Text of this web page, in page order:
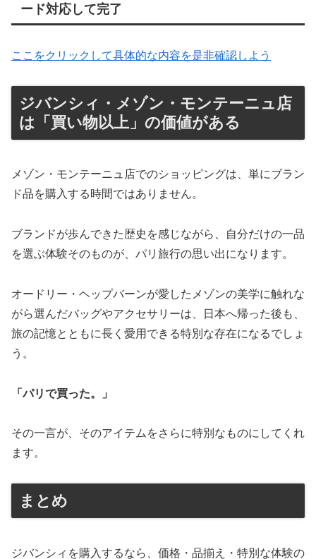
ード対応して完了
ここをクリックして具体的な内容を是非確認しよう
ジバンシィ・メゾン・モンテーニュ店
は「買い物以上」の価値がある
メゾン・モンテーニュ店でのショッピングは、単にブラン
ド品を購入する時間ではありません。
ブランドが歩んできた歴史を感じながら、自分だけの一品
を選ぶ体験そのものが、パリ旅行の思い出になります。
オードリー・ヘップバーンが愛したメゾンの美学に触れな
がら選んだバッグやアクセサリーは、日本へ帰った後も、
旅の記憶とともに長く愛用できる特別な存在になるでしょ
う。
「パリで買った。」
その一言が、そのアイテムをさらに特別なものにしてくれ
ます。
まとめ
ジバンシィを購入するなら、価格・品揃え・特別な体験の